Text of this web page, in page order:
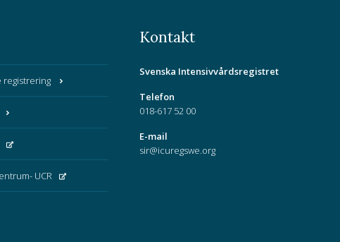
registrering
UCR
Kontakt
Svenska Intensivvårdsregistret
Telefon
018-617 52 00
E-mail
sir@icuregswe.org